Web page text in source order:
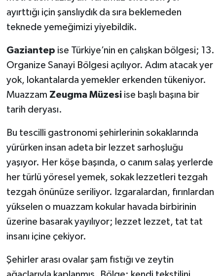
ayırttığı için şanslıydık da sıra beklemeden
teknede yemeğimizi yiyebildik.
Gaziantep ise Türkiye’nin en çalışkan bölgesi; 13.
Organize Sanayi Bölgesi açılıyor. Adım atacak yer
yok, lokantalarda yemekler erkenden tükeniyor.
Muazzam Zeugma Müzesiise başlı başına bir
tarih deryası.
​Bu tescilli gastronomi şehirlerinin sokaklarında
yürürken insan adeta bir lezzet sarhoşluğu
yaşıyor. Her köşe başında, o canım salaş yerlerde
her türlü yöresel yemek, sokak lezzetleri tezgah
tezgah önünüze seriliyor. Izgaralardan, fırınlardan
yükselen o muazzam kokular havada birbirinin
üzerine basarak yayılıyor; lezzet lezzet, tat tat
insanı içine çekiyor.
​Şehirler arası ovalar şam fıstığı ve zeytin